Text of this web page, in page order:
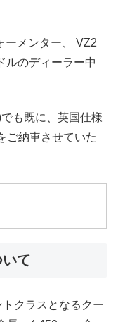
ーメンター、 VZ2
ルのディーラー中
も既に、英国仕様
ご納車させていた
て
クラスとなるクー